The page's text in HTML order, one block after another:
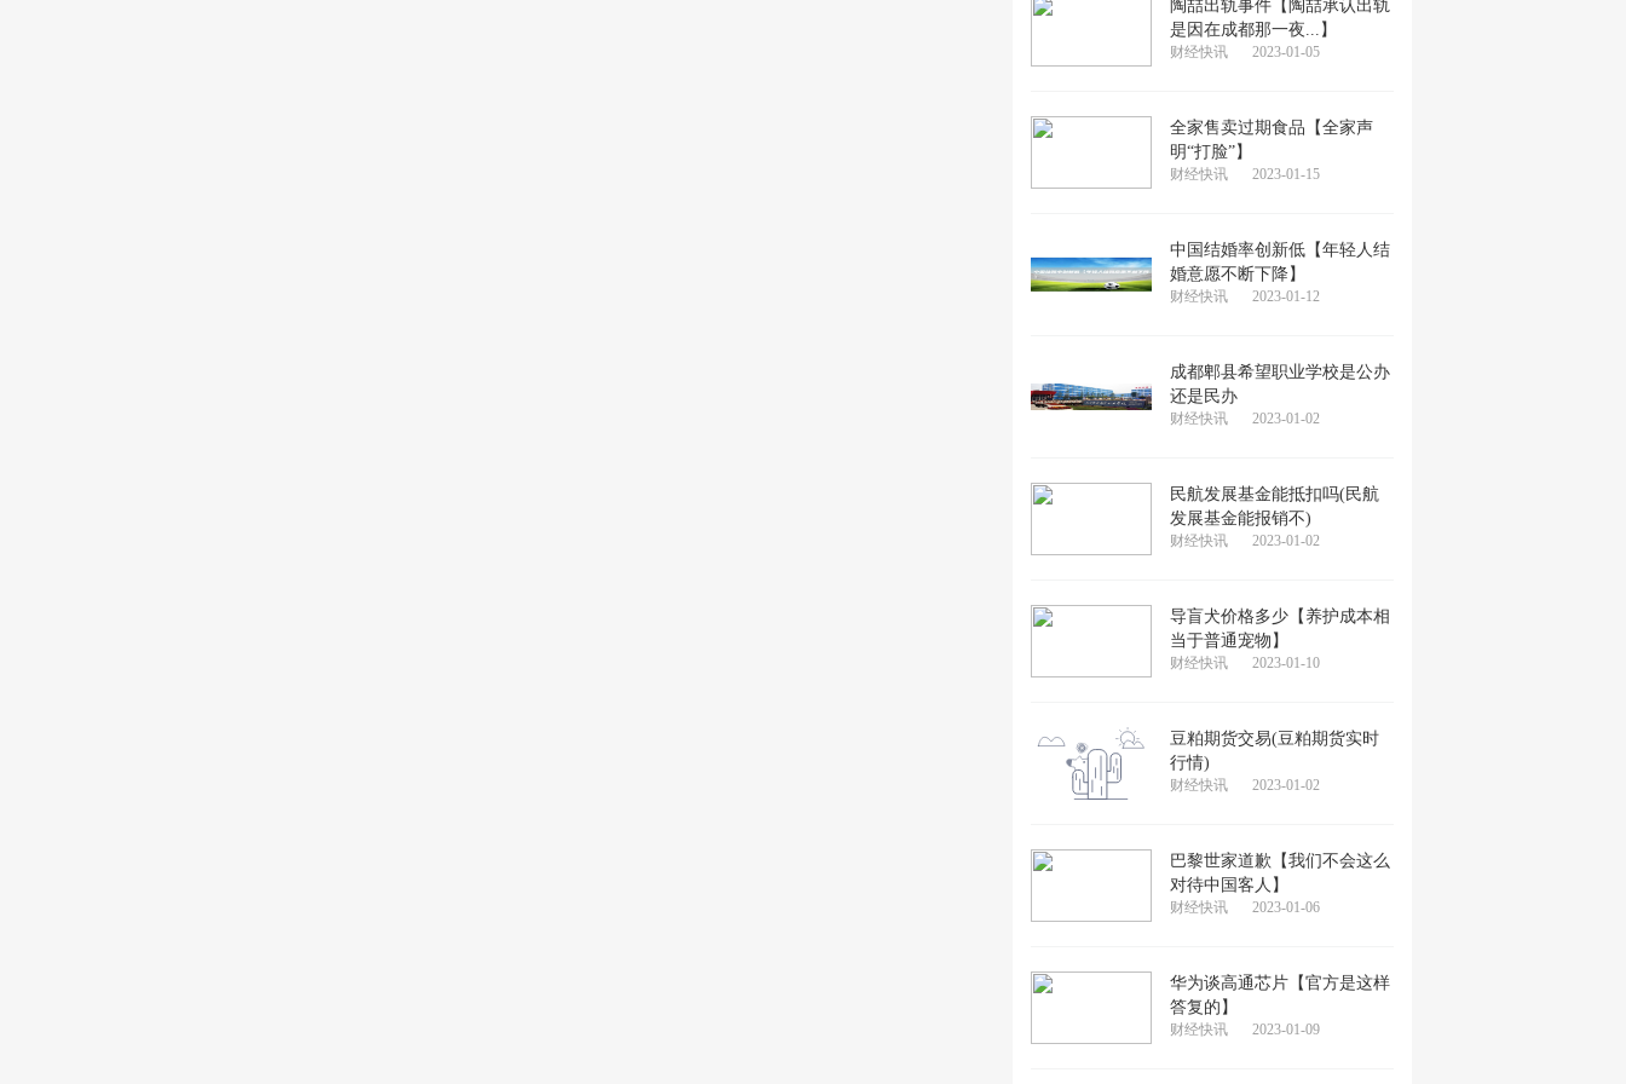
陶喆出轨事件【陶喆承认出轨
是因在成都那一夜...】
财经快讯 2023-01-05
全家售卖过期食品【全家声
明“打脸”】
财经快讯 2023-01-15
中国结婚率创新低【年轻人结
婚意愿不断下降】
财经快讯 2023-01-12
成都郫县希望职业学校是公办
还是民办
财经快讯 2023-01-02
民航发展基金能抵扣吗(民航
发展基金能报销不)
财经快讯 2023-01-02
导盲犬价格多少【养护成本相
当于普通宠物】
财经快讯 2023-01-10
豆粕期货交易(豆粕期货实时
行情)
财经快讯 2023-01-02
巴黎世家道歉【我们不会这么
对待中国客人】
财经快讯 2023-01-06
华为谈高通芯片【官方是这样
答复的】
财经快讯 2023-01-09